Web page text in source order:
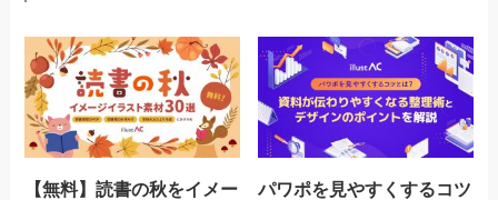
【無料】読書の秋をイメー
パワポを見やすくするコツ